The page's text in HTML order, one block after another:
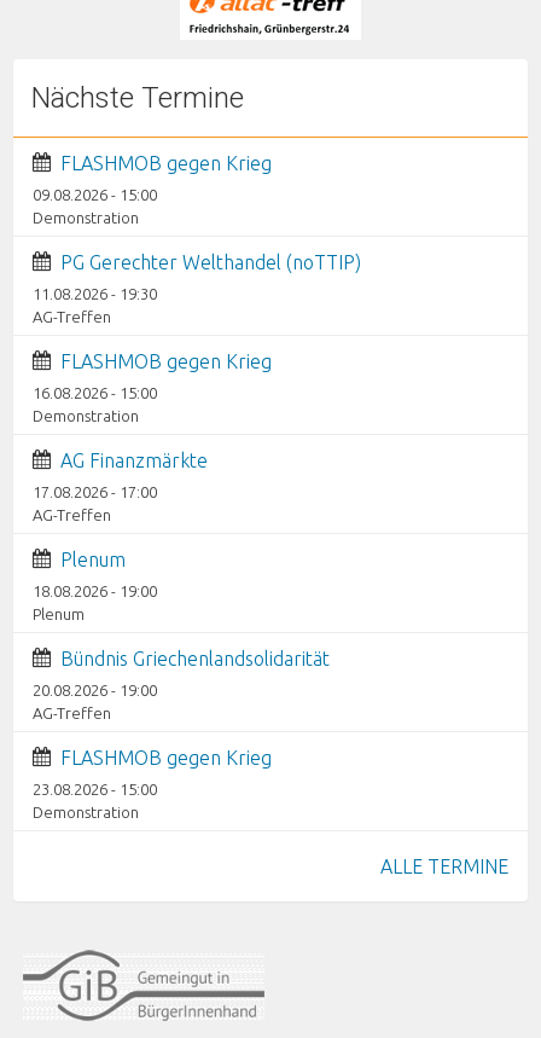
Nächste Termine
FLASHMOB gegen Krieg
09.08.2026 - 15:00
Demonstration
PG Gerechter Welthandel (noTTIP)
11.08.2026 - 19:30
AG-Treffen
FLASHMOB gegen Krieg
16.08.2026 - 15:00
Demonstration
AG Finanzmärkte
17.08.2026 - 17:00
AG-Treffen
Plenum
18.08.2026 - 19:00
Plenum
Bündnis Griechenlandsolidarität
20.08.2026 - 19:00
AG-Treffen
FLASHMOB gegen Krieg
23.08.2026 - 15:00
Demonstration
ALLE TERMINE